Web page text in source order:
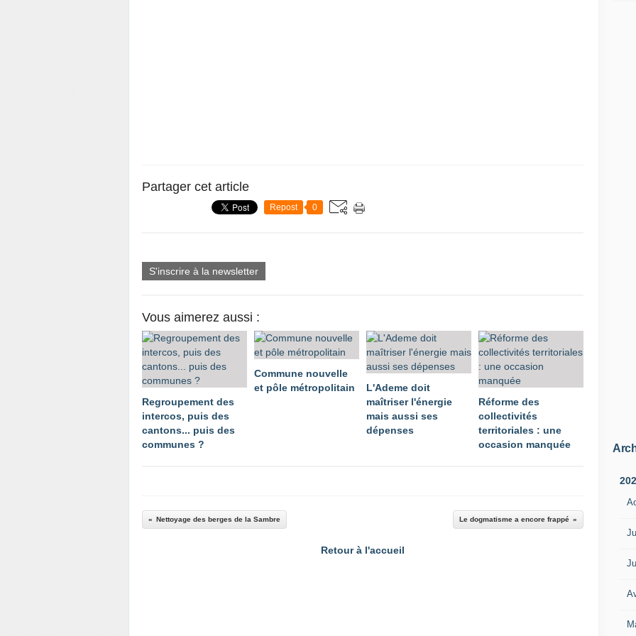
Partager cet article
Repost 0
S'inscrire à la newsletter
Vous aimerez aussi :
Regroupement des
intercos, puis des
cantons... puis des
communes ?
Commune nouvelle
et pôle métropolitain
L'Ademe doit
maîtriser l'énergie
mais aussi ses
dépenses
Réforme des
collectivités
territoriales : une
occasion manquée
Nettoyage des berges de la Sambre Le dogmatisme a encore frappé
Retour à l'accueil